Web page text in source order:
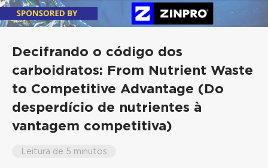
Decifrando o código dos
carboidratos: From Nutrient Waste
to Competitive Advantage (Do
desperdício de nutrientes à
vantagem competitiva)
Leitura de 5 minutos